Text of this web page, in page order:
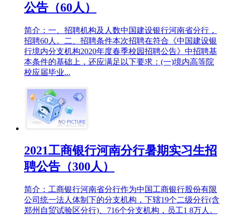
公告（60人）
简介：一、招聘机构及人数中国建设银行河南省分行，
招聘60人。二、招聘条件本次招聘在符合《中国建设银
行境内分支机构2020年度春季校园招聘公告》中招聘基
本条件的基础上，还应满足以下要求：(一)境内高等院
校应届毕业...
2021工商银行河南分行暑期实习生招
聘公告（300人）
简介：工商银行河南省分行作为中国工商银行股份有限
公司统一法人体制下的分支机构，下辖19个二级分行(含
郑州自贸试验区分行)、716个分支机构，员工1 8万人。